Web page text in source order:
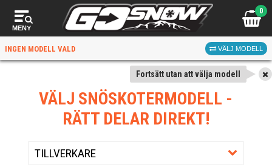
MENY
0
INGEN MODELL VALD VÄLJ MODELL
Fortsätt utan att välja modell
VÄLJ SNÖSKOTERMODELL -
RÄTT DELAR DIREKT!